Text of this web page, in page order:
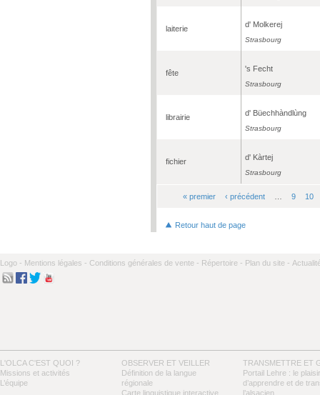
laiterie d' Molkerej
Strasbourg
fête 's Fecht
Strasbourg
librairie d' Büechhàndlùng
Strasbourg
fichier d' Kàrtej
Strasbourg
Pages« premier ‹ précédent 9 10
Retour haut de page
Logo - Mentions légales - Conditions générales de vente - Répertoire - Plan du site -
L'OLCA C'EST QUOI ?
Missions et activités
L’équipe
OBSERVER ET VEILLER
Définition de la langue
régionale
Carte linguistique interactive
TRANSMETTRE ET
Portail Lehre : le plaisir
d’apprendre et de
l’alsacien